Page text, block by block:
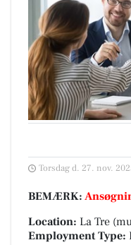
Torsdag d. 27. nov.
BEMÆRK:
Location: La Tre
Employment Type: